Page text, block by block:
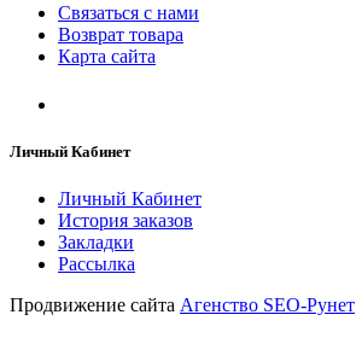
Связаться с нами
Возврат товара
Карта сайта
Личный Кабинет
Личный Кабинет
История заказов
Закладки
Рассылка
Продвижение сайта Агенство SEO-Рунет